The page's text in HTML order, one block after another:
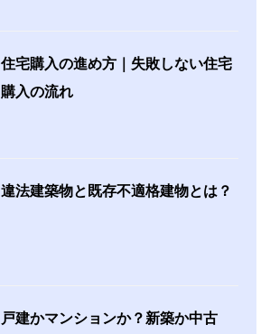
住宅購入の進め方｜失敗しない住宅
購入の流れ
違法建築物と既存不適格建物とは？
戸建かマンションか？新築か中古